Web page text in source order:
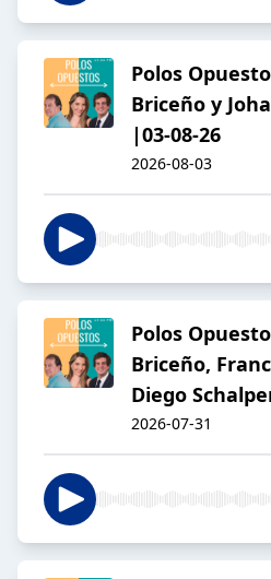
Polos
Briceño y
|03-08-26
2026-08-03
Polos
Briceño,
Diego
2026-07-31